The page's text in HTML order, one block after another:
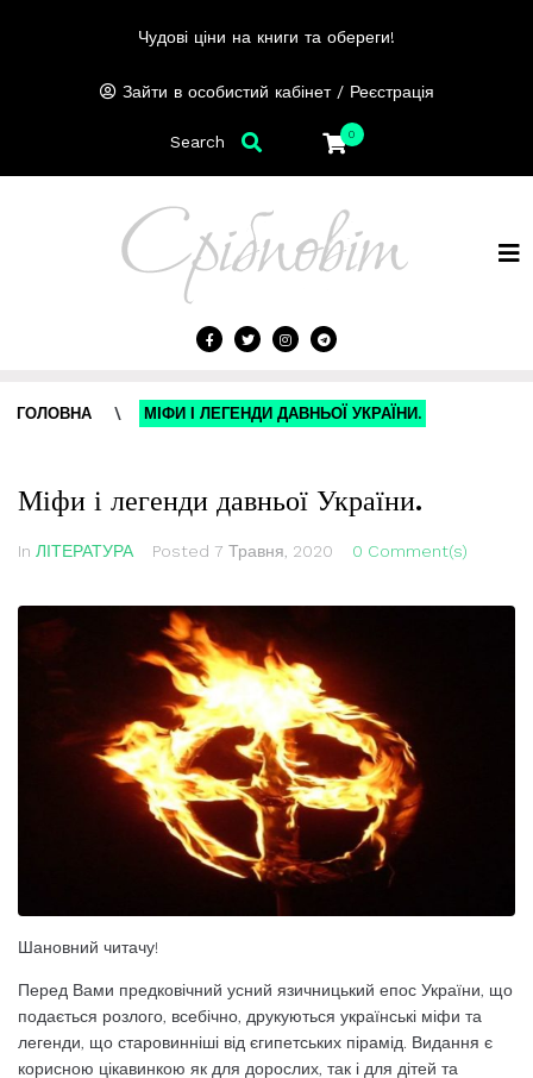
Чудові ціни на книги та обереги!
Зайти в особистий кабінет / Реєстрація
0
Search
ГОЛОВНА \ МІФИ І ЛЕГЕНДИ ДАВНЬОЇ УКРАЇНИ.
Міфи і легенди давньої України.
In ЛІТЕРАТУРА Posted 7 Травня, 2020 0 Comment(s)
Шановний читачу!
Перед Вами предковічний усний язичницький епос України, що
подається розлого, всебічно, друкуються українські міфи та
легенди, що старовинніші від єгипетських пірамід. Видання є
корисною цікавинкою як для дорослих, так і для дітей та